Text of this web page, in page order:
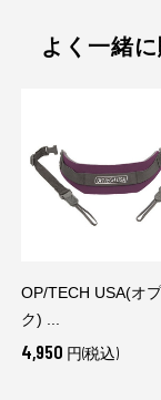
よく一緒
OP/TECH USA(オ
ク) ...
4,950 円(税込)